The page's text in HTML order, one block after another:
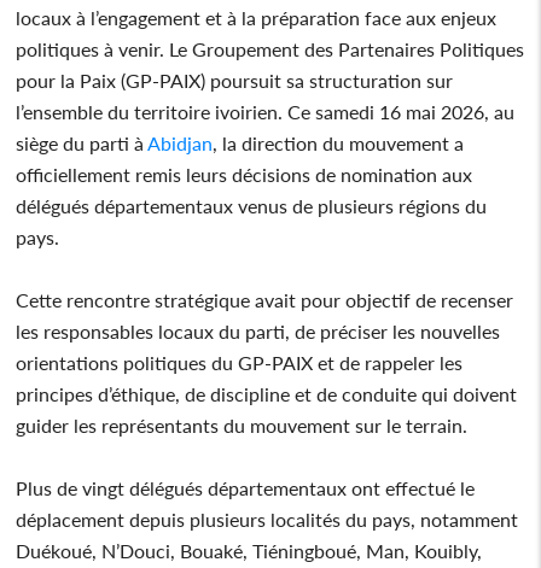
locaux à l’engagement et à la préparation face aux enjeux
politiques à venir. Le Groupement des Partenaires Politiques
pour la Paix (GP-PAIX) poursuit sa structuration sur
l’ensemble du territoire ivoirien. Ce samedi 16 mai 2026, au
siège du parti à Abidjan , la direction du mouvement a
officiellement remis leurs décisions de nomination aux
délégués départementaux venus de plusieurs régions du
pays.
Cette rencontre stratégique avait pour objectif de recenser
les responsables locaux du parti, de préciser les nouvelles
orientations politiques du GP-PAIX et de rappeler les
principes d’éthique, de discipline et de conduite qui doivent
guider les représentants du mouvement sur le terrain.
Plus de vingt délégués départementaux ont effectué le
déplacement depuis plusieurs localités du pays, notamment
Duékoué, N’Douci, Bouaké, Tiéningboué, Man, Kouibly,